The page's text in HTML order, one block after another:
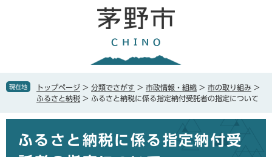
で
ば
本
現在地 トップページ > 分類でさがす > 市政情報・組織 > 市の取り組み >
ふるさと納税 > ふるさと納税に係る指定納付受託者の指定について
ふるさと納税に係る指定納付受